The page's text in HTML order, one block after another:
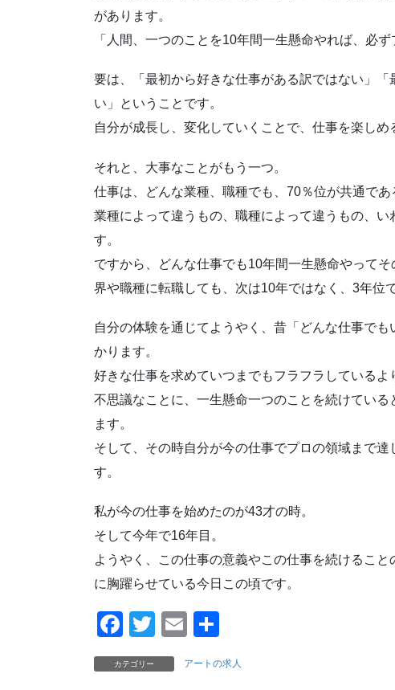
があります。
「人間、一つのことを10年間一生懸命やれば、必
要は、「最初から好きな仕事がある訳ではない」
い」ということです。
自分が成長し、変化していくことで、仕事を楽しめ
それと、大事なことがもう一つ。
仕事は、どんな業種、職種でも、70％位が共通であ
業種によって違うもの、職種によって違うもの、
す。
ですから、どんな仕事でも10年間一生懸命やって
界や職種に転職しても、次は10年ではなく、3年位
自分の体験を通じてようやく、昔「どんな仕事で
かります。
好きな仕事を求めていつまでもフラフラしているよ
不思議なことに、一生懸命一つのことを続けてい
ます。
そして、その時自分が今の仕事でプロの領域まで
す。
私が今の仕事を始めたのが43才の時。
そして今年で16年目。
ようやく、この仕事の意義やこの仕事を続けるこ
に胸躍らせている今日この頃です。
F
a
c
T
wi
tt
E
ail
カテゴリー アートの求人